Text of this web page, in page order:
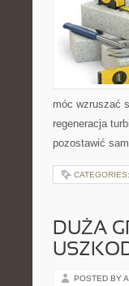
móc wzruszać
regeneracja
pozostawić
CATEGORIES:
DUŻA
POSTED BY